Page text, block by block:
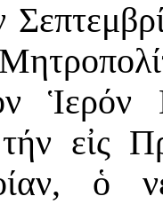
εἰς
ὁ